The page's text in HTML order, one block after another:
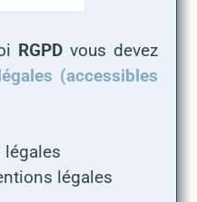
RGPDvous devez
(accessibles
légales
légales